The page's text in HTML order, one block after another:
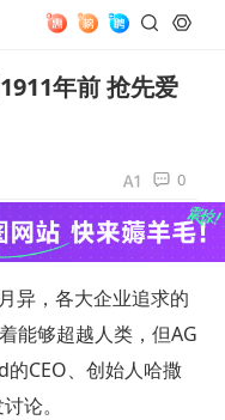
年前 抢先爱
0
异，各大企业追求的
能够超越人类，但AG
CEO、创始人哈撒
论。